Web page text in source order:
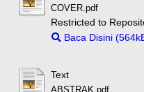
COVER.pdf
Restricted to
Baca Disini
Text
ABSTRAK.pdf